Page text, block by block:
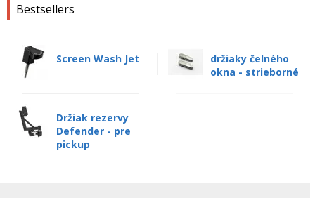
Bestsellers
Screen Wash Jet
držiaky čelného
okna - strieborné
Držiak rezervy
Defender - pre
pickup